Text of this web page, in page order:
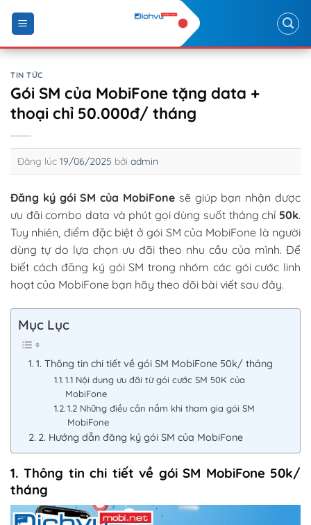
content
TIN TỨC
Gói SM của MobiFone tặng data +
thoại chỉ 50.000đ/ tháng
Đăng lúc 19/06/2025 bởi admin
Đăng ký gói SM của MobiFone sẽ giúp bạn nhận được
ưu đãi combo data và phút gọi dùng suốt tháng chỉ 50k.
Tuy nhiên, điểm đặc biệt ở gói SM của MobiFone là người
dùng tự do lựa chọn ưu đãi theo nhu cầu của mình. Để
biết cách đăng ký gói SM trong nhóm các gói cước linh
hoạt của MobiFone bạn hãy theo dõi bài viết sau đây.
Mục Lục
1. Thông tin chi tiết về gói SM MobiFone 50k/ tháng
1.1 Nội dung ưu đãi từ gói cước SM 50K của
MobiFone
1.2 Những điều cần nắm khi tham gia gói SM
MobiFone
2. Hướng dẫn đăng ký gói SM của MobiFone
1. Thông tin chi tiết về gói SM MobiFone 50k/
tháng